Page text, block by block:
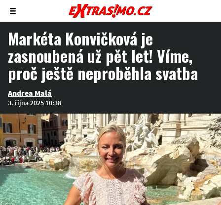
Zobrazit/skrýt
menu
Markéta Konvičková je
zasnoubená už pět let! Víme,
proč ještě neproběhla svatba
Andrea Malá
3. října 2025 10:38